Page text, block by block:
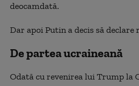
deocamdată.
Dar apoi Putin a decis să declare
De partea ucraineană
Odată cu revenirea lui Trump la